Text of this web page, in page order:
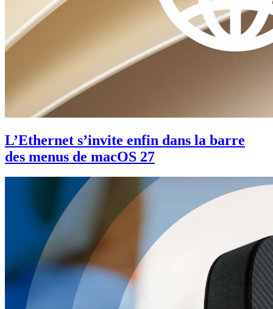
L’Ethernet s’invite enfin dans la barre
des menus de macOS 27